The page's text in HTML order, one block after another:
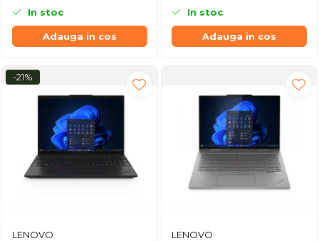
In stoc
Adauga in cos
In stoc
Adauga in cos
-21%
LENOVO
LENOVO